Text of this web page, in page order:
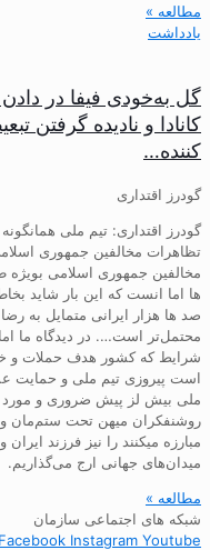
مطالعه »
یادداشت
گل به‌خودی فیفا در دادن
کانادا و نادیده گرفتن
کننده…
گودرز اقتداری
تظاهرات مخالفین جمهوری
مخالفین جمهوری اسلامی بویژه
ها اما انست که این بار شاید
صد ها هزار ایرانی متمایل به
محتمل‌تر است…. در دیدگاه ما
شرایط که کشور هدف حملات و
است پیروزی تیم ملی و حمایت
ملی بیش لز پیش ضروری و مورد
روشنفکران میهن تحت ستم‌مان
مبارزه میکنند را نیز فرزند
میدان‌های جهانی ارج می‌گذاریم.
مطالعه »
شبکه های اجتماعی سازمان
Facebook Instagram Youtube